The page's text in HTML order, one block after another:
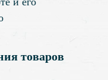
товаров